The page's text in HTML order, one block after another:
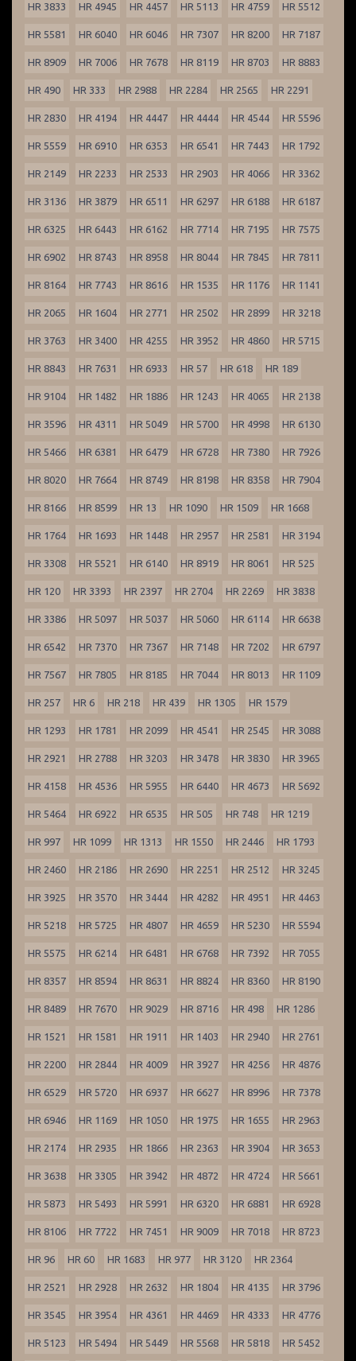
HR 3833 HR 4945 HR 4457 HR 5113 HR 4759 HR 5512
HR 5581 HR 6040 HR 6046 HR 7307 HR 8200 HR 7187
HR 8909 HR 7006 HR 7678 HR 8119 HR 8703 HR 8883
HR 490 HR 333 HR 2988 HR 2284 HR 2565 HR 2291
HR 2830 HR 4194 HR 4447 HR 4444 HR 4544 HR 5596
HR 5559 HR 6910 HR 6353 HR 6541 HR 7443 HR 1792
HR 2149 HR 2233 HR 2533 HR 2903 HR 4066 HR 3362
HR 3136 HR 3879 HR 6511 HR 6297 HR 6188 HR 6187
HR 6325 HR 6443 HR 6162 HR 7714 HR 7195 HR 7575
HR 6902 HR 8743 HR 8958 HR 8044 HR 7845 HR 7811
HR 8164 HR 7743 HR 8616 HR 1535 HR 1176 HR 1141
HR 2065 HR 1604 HR 2771 HR 2502 HR 2899 HR 3218
HR 3763 HR 3400 HR 4255 HR 3952 HR 4860 HR 5715
HR 8843 HR 7631 HR 6933 HR 57 HR 618 HR 189
HR 9104 HR 1482 HR 1886 HR 1243 HR 4065 HR 2138
HR 3596 HR 4311 HR 5049 HR 5700 HR 4998 HR 6130
HR 5466 HR 6381 HR 6479 HR 6728 HR 7380 HR 7926
HR 8020 HR 7664 HR 8749 HR 8198 HR 8358 HR 7904
HR 8166 HR 8599 HR 13 HR 1090 HR 1509 HR 1668
HR 1764 HR 1693 HR 1448 HR 2957 HR 2581 HR 3194
HR 3308 HR 5521 HR 6140 HR 8919 HR 8061 HR 525
HR 120 HR 3393 HR 2397 HR 2704 HR 2269 HR 3838
HR 3386 HR 5097 HR 5037 HR 5060 HR 6114 HR 6638
HR 6542 HR 7370 HR 7367 HR 7148 HR 7202 HR 6797
HR 7567 HR 7805 HR 8185 HR 7044 HR 8013 HR 1109
HR 257 HR 6 HR 218 HR 439 HR 1305 HR 1579
HR 1293 HR 1781 HR 2099 HR 4541 HR 2545 HR 3088
HR 2921 HR 2788 HR 3203 HR 3478 HR 3830 HR 3965
HR 4158 HR 4536 HR 5955 HR 6440 HR 4673 HR 5692
HR 5464 HR 6922 HR 6535 HR 505 HR 748 HR 1219
HR 997 HR 1099 HR 1313 HR 1550 HR 2446 HR 1793
HR 2460 HR 2186 HR 2690 HR 2251 HR 2512 HR 3245
HR 3925 HR 3570 HR 3444 HR 4282 HR 4951 HR 4463
HR 5218 HR 5725 HR 4807 HR 4659 HR 5230 HR 5594
HR 5575 HR 6214 HR 6481 HR 6768 HR 7392 HR 7055
HR 8357 HR 8594 HR 8631 HR 8824 HR 8360 HR 8190
HR 8489 HR 7670 HR 9029 HR 8716 HR 498 HR 1286
HR 1521 HR 1581 HR 1911 HR 1403 HR 2940 HR 2761
HR 2200 HR 2844 HR 4009 HR 3927 HR 4256 HR 4876
HR 6529 HR 5720 HR 6937 HR 6627 HR 8996 HR 7378
HR 6946 HR 1169 HR 1050 HR 1975 HR 1655 HR 2963
HR 2174 HR 2935 HR 1866 HR 2363 HR 3904 HR 3653
HR 3638 HR 3305 HR 3942 HR 4872 HR 4724 HR 5661
HR 5873 HR 5493 HR 5991 HR 6320 HR 6881 HR 6928
HR 8106 HR 7722 HR 7451 HR 9009 HR 7018 HR 8723
HR 96 HR 60 HR 1683 HR 977 HR 3120 HR 2364
HR 2521 HR 2928 HR 2632 HR 1804 HR 4135 HR 3796
HR 3545 HR 3954 HR 4361 HR 4469 HR 4333 HR 4776
HR 5123 HR 5494 HR 5449 HR 5568 HR 5818 HR 5452